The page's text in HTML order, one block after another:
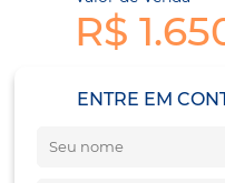
R$
ENTRE EM